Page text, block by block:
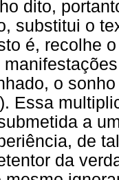
dito,
substitui o
é, recolhe
o
Essa
a
de
da